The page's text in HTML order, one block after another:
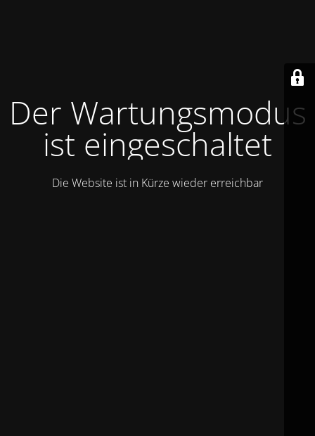
Der Wartungsmodus
ist eingeschaltet
Die Website ist in Kürze wieder erreichbar